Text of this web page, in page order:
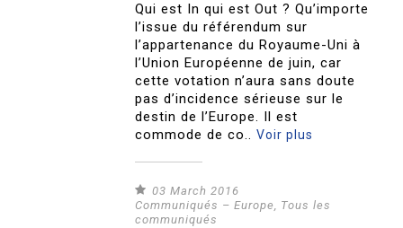
Qui est In qui est Out ? Qu’importe
l’issue du référendum sur
l’appartenance du Royaume-Uni à
l’Union Européenne de juin, car
cette votation n’aura sans doute
pas d’incidence sérieuse sur le
destin de l’Europe. Il est
commode de co..Voir plus
03 March 2016
Communiqués – Europe, Tous les
communiqués